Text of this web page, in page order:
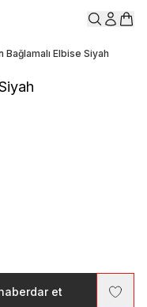
Bağlamalı Elbise Siyah
et